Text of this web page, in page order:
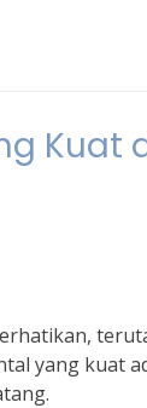
Kuat
yang kuat